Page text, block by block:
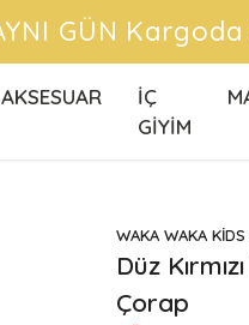
ÜCRETSİZ
AKSESUAR
İÇ
GİYİM
WAKA WAKA KİDS
Düz
Çorap